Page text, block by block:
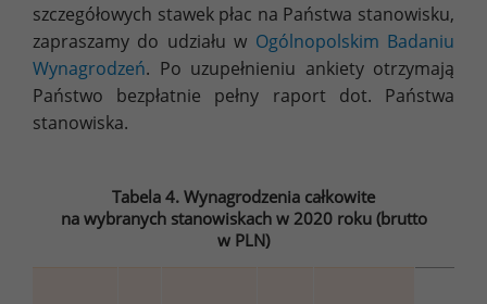
szczegółowych stawek płac na Państwa stanowisku,
zapraszamy do udziału w Ogólnopolskim Badaniu
Wynagrodzeń. Po uzupełnieniu ankiety otrzymają
Państwo bezpłatnie pełny raport dot. Państwa
stanowiska.
Tabela 4. Wynagrodzenia całkowite
na wybranych stanowiskach w 2020 roku (brutto
w PLN)